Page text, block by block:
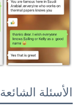
الأسئلة الشائعة